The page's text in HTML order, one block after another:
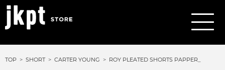
TOP SHORT CARTER YOUNG ROY PLEATED SHORTS PAPPER_